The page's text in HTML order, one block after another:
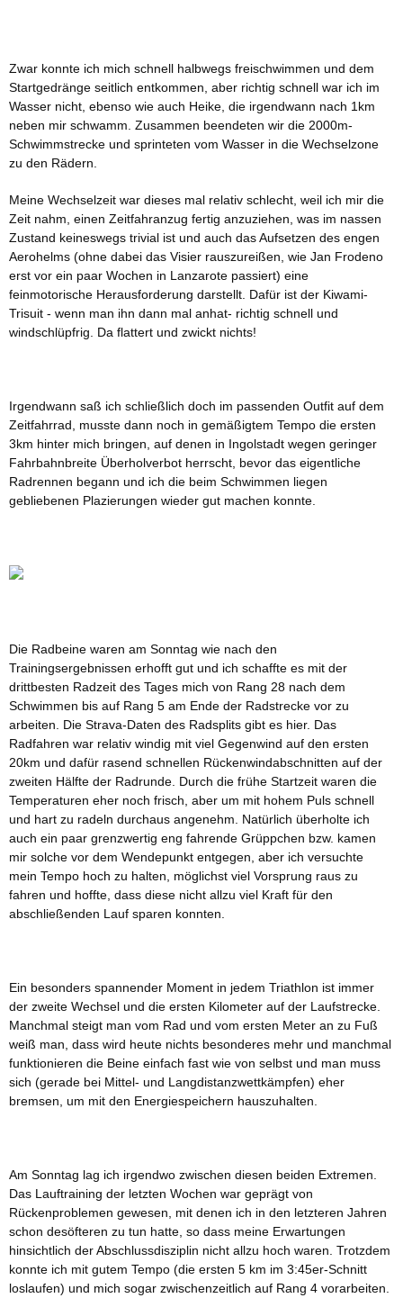
Zwar konnte ich mich schnell halbwegs freischwimmen und dem
Startgedränge seitlich entkommen, aber richtig schnell war ich im
Wasser nicht, ebenso wie auch Heike, die irgendwann nach 1km
neben mir schwamm. Zusammen beendeten wir die 2000m-
Schwimmstrecke und sprinteten vom Wasser in die Wechselzone
zu den Rädern.
Meine Wechselzeit war dieses mal relativ schlecht, weil ich mir die
Zeit nahm, einen Zeitfahranzug fertig anzuziehen, was im nassen
Zustand keineswegs trivial ist und auch das Aufsetzen des engen
Aerohelms (ohne dabei das Visier rauszureißen, wie Jan Frodeno
erst vor ein paar Wochen in Lanzarote passiert) eine
feinmotorische Herausforderung darstellt. Dafür ist der Kiwami-
Trisuit - wenn man ihn dann mal anhat- richtig schnell und
windschlüpfrig. Da flattert und zwickt nichts!
Irgendwann saß ich schließlich doch im passenden Outfit auf dem
Zeitfahrrad, musste dann noch in gemäßigtem Tempo die ersten
3km hinter mich bringen, auf denen in Ingolstadt wegen geringer
Fahrbahnbreite Überholverbot herrscht, bevor das eigentliche
Radrennen begann und ich die beim Schwimmen liegen
gebliebenen Plazierungen wieder gut machen konnte.
Die Radbeine waren am Sonntag wie nach den
Trainingsergebnissen erhofft gut und ich schaffte es mit der
drittbesten Radzeit des Tages mich von Rang 28 nach dem
Schwimmen bis auf Rang 5 am Ende der Radstrecke vor zu
arbeiten. Die Strava-Daten des Radsplits gibt es hier. Das
Radfahren war relativ windig mit viel Gegenwind auf den ersten
20km und dafür rasend schnellen Rückenwindabschnitten auf der
zweiten Hälfte der Radrunde. Durch die frühe Startzeit waren die
Temperaturen eher noch frisch, aber um mit hohem Puls schnell
und hart zu radeln durchaus angenehm. Natürlich überholte ich
auch ein paar grenzwertig eng fahrende Grüppchen bzw. kamen
mir solche vor dem Wendepunkt entgegen, aber ich versuchte
mein Tempo hoch zu halten, möglichst viel Vorsprung raus zu
fahren und hoffte, dass diese nicht allzu viel Kraft für den
abschließenden Lauf sparen konnten.
Ein besonders spannender Moment in jedem Triathlon ist immer
der zweite Wechsel und die ersten Kilometer auf der Laufstrecke.
Manchmal steigt man vom Rad und vom ersten Meter an zu Fuß
weiß man, dass wird heute nichts besonderes mehr und manchmal
funktionieren die Beine einfach fast wie von selbst und man muss
sich (gerade bei Mittel- und Langdistanzwettkämpfen) eher
bremsen, um mit den Energiespeichern hauszuhalten.
Am Sonntag lag ich irgendwo zwischen diesen beiden Extremen.
Das Lauftraining der letzten Wochen war geprägt von
Rückenproblemen gewesen, mit denen ich in den letzteren Jahren
schon desöfteren zu tun hatte, so dass meine Erwartungen
hinsichtlich der Abschlussdisziplin nicht allzu hoch waren. Trotzdem
konnte ich mit gutem Tempo (die ersten 5 km im 3:45er-Schnitt
loslaufen) und mich sogar zwischenzeitlich auf Rang 4 vorarbeiten.